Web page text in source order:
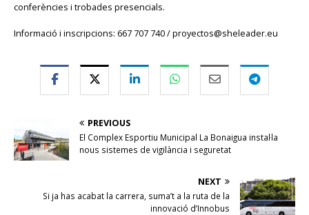
conferències i trobades presencials.
Informació i inscripcions: 667 707 740 / proyectos@sheleader.eu
PREVIOUS
El Complex Esportiu Municipal La Bonaigua instal·la
nous sistemes de vigilància i seguretat
NEXT
Si ja has acabat la carrera, suma’t a la ruta de la
innovació d’Innobus